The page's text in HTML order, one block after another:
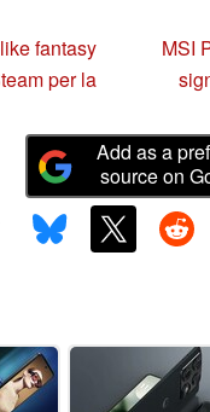
fantasy
per la
MSI
Add as a
source on